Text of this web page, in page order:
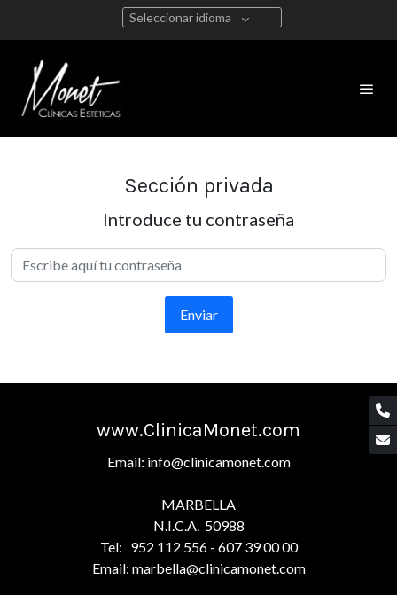
Seleccionar idioma
Sección privada
Introduce tu contraseña
Enviar
www.ClinicaMonet.com
Email: info@clinicamonet.com
MARBELLA
N.I.C.A. 50988
Tel: 952 112 556 - 607 39 00 00
Email: marbella@clinicamonet.com